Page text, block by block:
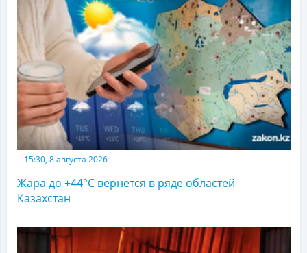
15:30, 8 августа 2026
Жара до +44°С вернется в ряде областей
Казахстан